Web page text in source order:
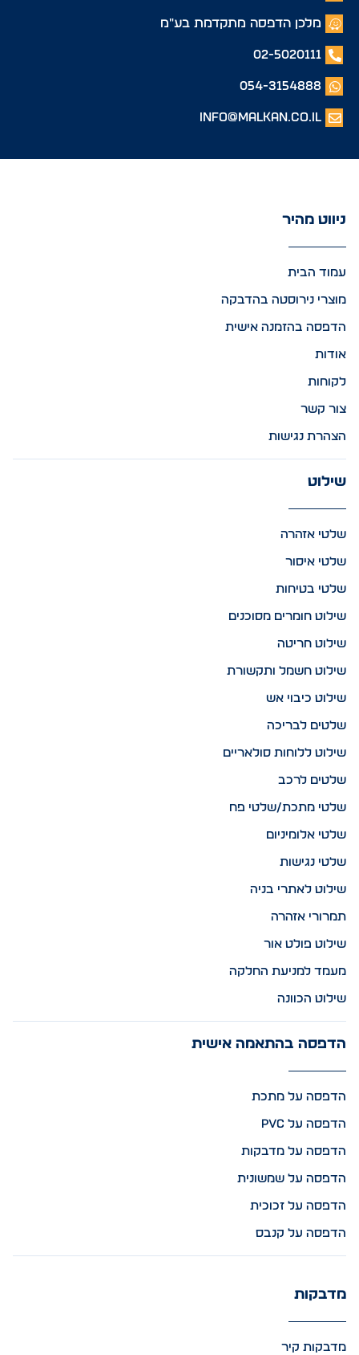
מלכן הדפסה מתקדמת בע"מ
02-5020111
054-3154888
info@malkan.co.il
ניווט מהיר
עמוד הבית
מוצרי נירוסטה בהדבקה
הדפסה בהזמנה אישית
אודות
לקוחות
צור קשר
הצהרת נגישות
שילוט
שלטי אזהרה
שלטי איסור
שלטי בטיחות
שילוט חומרים מסוכנים
שילוט חריטה
שילוט חשמל ותקשורת
שילוט כיבוי אש
שלטים לבריכה
שילוט ללוחות סולאריים
שלטים לרכב
שלטי מתכת/שלטי פח
שלטי אלומיניום
שלטי נגישות
שילוט לאתרי בניה
תמרורי אזהרה
שילוט פולט אור
מעמד למניעת החלקה
שילוט הכוונה
הדפסה בהתאמה אישית
הדפסה על מתכת
הדפסה על PVC
הדפסה על מדבקות
הדפסה על שמשונית
הדפסה על זכוכית
הדפסה על קנבס
מדבקות
מדבקות קיר